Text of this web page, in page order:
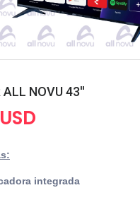
ALL NOVU 43''
integrada